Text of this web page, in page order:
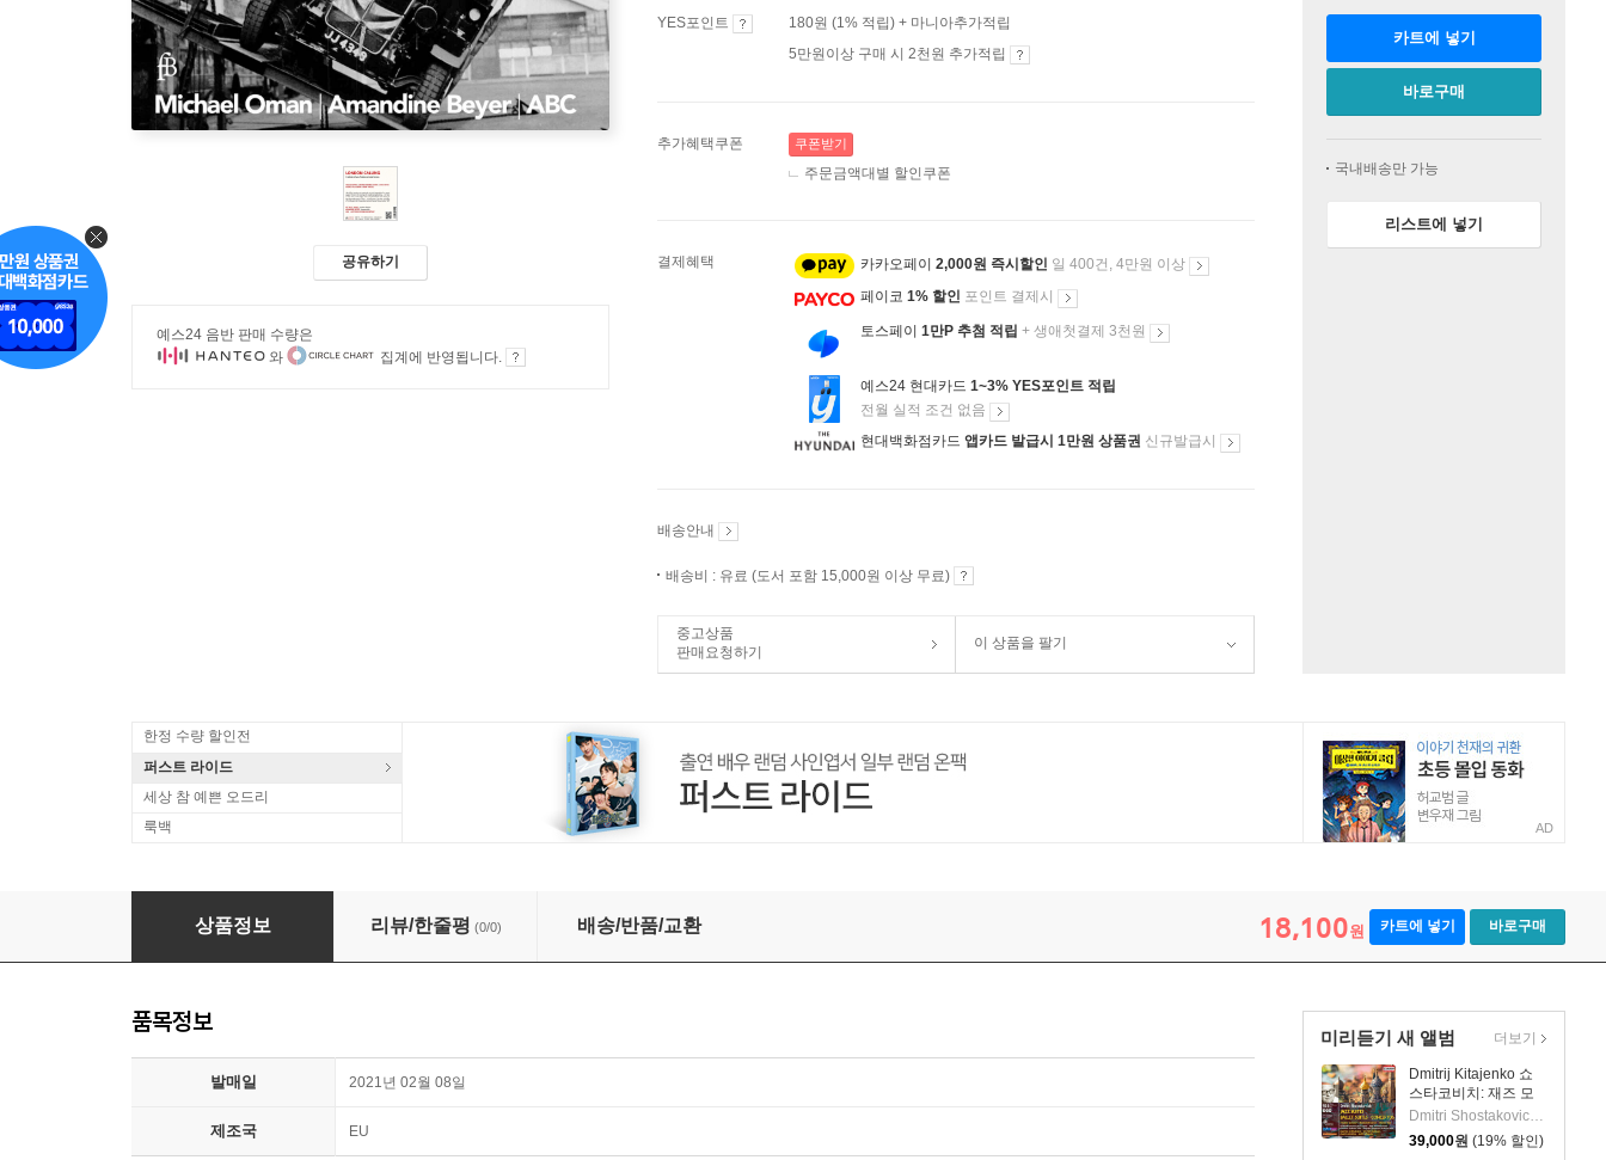
공유하기
예스24 음반 판매 수량은
와
집계에 반영됩니다.
YES포인트
180원 (1% 적립) + 마니아추가적립
5만원이상 구매 시 2천원 추가적립
추가혜택쿠폰 쿠폰받기
주문금액대별 할인쿠폰
결제혜택 카카오페이 2,000원 즉시할인 일 400건, 4만원 이상
페이코 1% 할인 포인트 결제시
토스페이 1만P 추첨 적립 + 생애첫결제 3천원
예스24 현대카드 1~3% YES포인트 적립
전월 실적 조건 없음
현대백화점카드 앱카드 발급시 1만원 상품권 신규발급시
배송안내
배송비 : 유료 (도서 포함 15,000원 이상 무료)
중고상품
판매요청하기
이 상품을 팔기
카트에 넣기
바로구매
국내배송만 가능
리스트에 넣기
한정 수량 할인전
퍼스트 라이드
세상 참 예쁜 오드리
룩백
AD
Amandine Beyer 마티스 / 헨델 / 힐턴 / 팔코니에로 / 퍼셀: 노래와 환상곡 (A Collection of Ayres, Fantasies and Musical Humours)
상품정보 리뷰/한줄평 (0/0) 배송/반품/교환 18,100원 카트에 넣기 바로구매
미리듣기 새 앨범
Dmitrij Kitajenko 쇼
스타코비치: 재즈 모
음곡, 발레 모음곡, 협
주곡들
(Shostakovich: Jazz
Dmitri Shostakovich 작곡 외 6명
39,000원 (19% 할인)
더보기
품목정보
발매일 2021년 02월 08일
제조국 EU